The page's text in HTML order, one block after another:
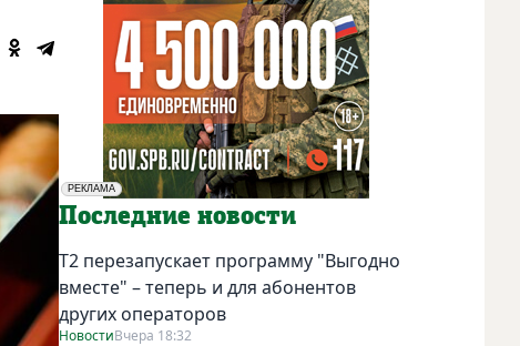
РЕКЛАМА
Социальная реклама
Последние новости
Т2 перезапускает программу "Выгодно
вместе" – теперь и для абонентов
других операторов
НовостиВчера 18:32